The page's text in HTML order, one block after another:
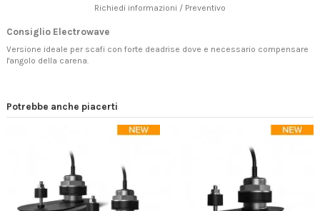
Richiedi informazioni / Preventivo
Consiglio Electrowave
Versione ideale per scafi con forte deadrise dove e necessario compensare
l'angolo della carena.
Potrebbe anche piacerti